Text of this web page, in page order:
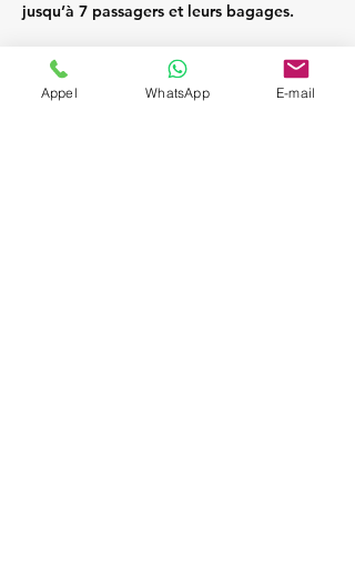
jusqu’à 7 passagers et leurs bagages.
Appel WhatsApp E-mail